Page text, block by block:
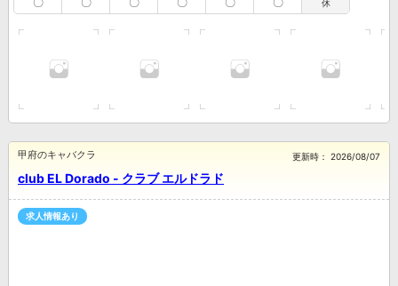
休
club EL Dorado - クラブ エルドラド
甲府のキャバクラ 更新時： 2026/08/07
求人情報あり